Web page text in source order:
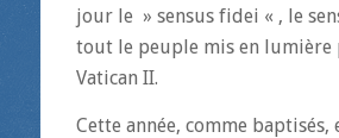
jour le » sensus fidei « , le
tout le peuple mis en lumière
Vatican II.
Cette année, comme baptisés,